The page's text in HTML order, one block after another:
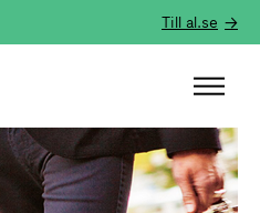
Till al.se